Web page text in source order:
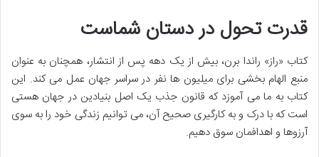
قدرت تحول در دستان شماست
کتاب «راز» راندا برن، بیش از یک دهه پس از انتشار، همچنان به عنوان
منبع الهام بخشی برای میلیون ها نفر در سراسر جهان عمل می کند. این
کتاب به ما می آموزد که قانون جذب یک اصل بنیادین در جهان هستی
است که با درک و به کارگیری صحیح آن، می توانیم زندگی خود را به سوی
آرزوها و اهدافمان سوق دهیم.